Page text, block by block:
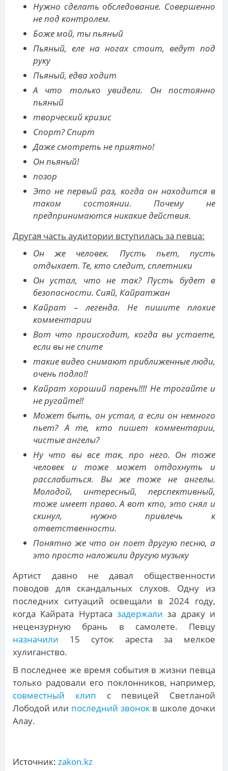
Нужно сделать обследование. Совершенно
не под контролем.
Боже мой, ты пьяный
Пьяный, еле на ногах стоит, ведут под
руку
Пьяный, едва ходит
А что только увидели. Он постоянно
пьяный
творческий кризис
Спорт? Спирт
Даже смотреть не приятно!
Он пьяный!
позор
Это не первый раз, когда он находится в
таком состоянии. Почему не
предпринимаются никакие действия.
Другая часть аудитории вступилась за певца:
Он же человек. Пусть пьет, пусть
отдыхает. Те, кто следит, сплетники
Он устал, что не так? Пусть будет в
безопасности. Сияй, Кайратжан
Кайрат – легенда. Не пишите плохие
комментарии
Вот что происходит, когда вы устаете,
если вы не спите
такие видео снимают приближенные люди,
очень подло!!
Кайрат хороший парень!!!! Не трогайте и
не ругайте!!
Может быть, он устал, а если он немного
пьет? А те, кто пишет комментарии,
чистые ангелы?
Ну что вы все так, про него. Он тоже
человек и тоже может отдохнуть и
расслабиться. Вы же тоже не ангелы.
Молодой, интересный, перспективный,
тоже имеет право. А вот кто, это снял и
скинул, нужно привлечь к
ответственности.
Понятно же что он поет другую песню, а
это просто наложили другую музыку
Артист давно не давал общественности
поводов для скандальных слухов. Одну из
последних ситуаций освещали в 2024 году,
когда Кайрата Нуртаса задержали за драку и
нецензурную брань в самолете. Певцу
назначили 15 суток ареста за мелкое
хулиганство.
В последнее же время события в жизни певца
только радовали его поклонников, например,
совместный клип с певицей Светланой
Лободой или последний звонокв школе дочки
Алау.
Источник: zakon.kz